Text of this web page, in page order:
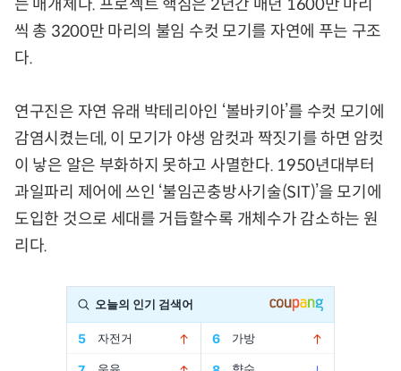
는 매개체다. 프로젝트 핵심은 2년간 매년 1600만 마리
씩 총 3200만 마리의 불임 수컷 모기를 자연에 푸는 구조
다.
연구진은 자연 유래 박테리아인 ‘볼바키아’를 수컷 모기에
감염시켰는데, 이 모기가 야생 암컷과 짝짓기를 하면 암컷
이 낳은 알은 부화하지 못하고 사멸한다. 1950년대부터
과일파리 제어에 쓰인 ‘불임곤충방사기술(SIT)’을 모기에
도입한 것으로 세대를 거듭할수록 개체수가 감소하는 원
리다.